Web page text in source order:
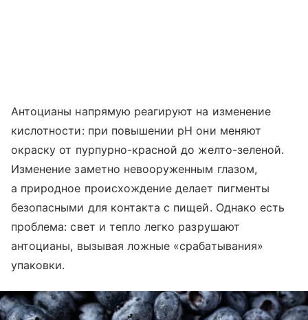
Антоцианы напрямую реагируют на изменение
кислотности: при повышении pH они меняют
окраску от пурпурно-красной до желто-зеленой.
Изменение заметно невооруженным глазом,
а природное происхождение делает пигменты
безопасными для контакта с пищей. Однако есть
проблема: свет и тепло легко разрушают
антоцианы, вызывая ложные «срабатывания»
упаковки.